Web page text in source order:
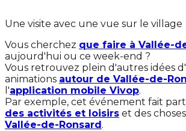
Une visite avec une vue sur le village
Vous cherchez que faire à Vallée-
aujourd'hui ou ce week-end ?
Vous retrouvez plein d'autres idées
animations autour de Vallée-de-
l'application mobile Vivop.
Par exemple, cet événement fait
des activités et loisirs et des choses
Vallée-de-Ronsard.